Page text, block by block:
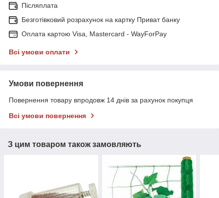
Післяплата
Безготівковий розрахунок на картку Приват банку
Оплата картою Visa, Mastercard - WayForPay
Всі умови оплати
Умови повернення
Повернення товару впродовж 14 днів за рахунок покупця
Всі умови повернення
З цим товаром також замовляють